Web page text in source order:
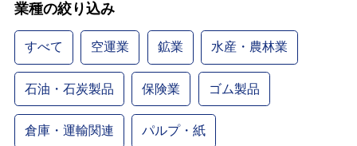
業種の絞り込み
すべて 空運業 鉱業 水産・農林業
石油・石炭製品 保険業 ゴム製品
倉庫・運輸関連 パルプ・紙